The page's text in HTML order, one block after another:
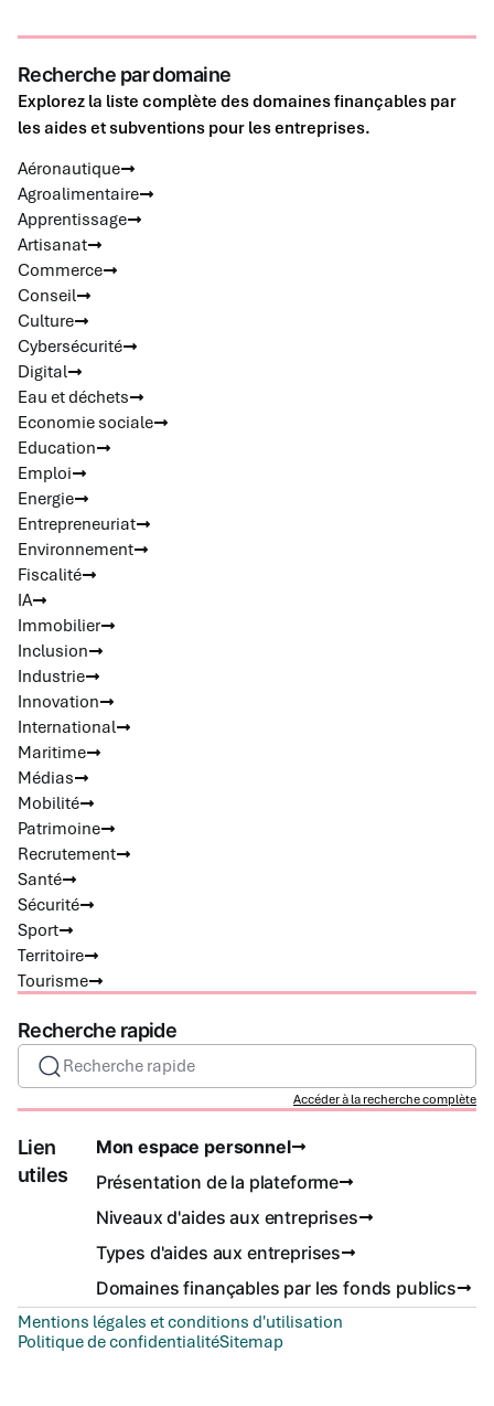
Recherche par domaine
Explorez la liste complète des domaines finançables par
les aides et subventions pour les entreprises.
Aéronautique
Agroalimentaire
Apprentissage
Artisanat
Commerce
Conseil
Culture
Cybersécurité
Digital
Eau et déchets
Economie sociale
Education
Emploi
Energie
Entrepreneuriat
Environnement
Fiscalité
IA
Immobilier
Inclusion
Industrie
Innovation
International
Maritime
Médias
Mobilité
Patrimoine
Recrutement
Santé
Sécurité
Sport
Territoire
Tourisme
Recherche rapide
Recherche rapide
Accéder à la recherche complète
Lien
utiles
Mon espace personnel
Présentation de la plateforme
Niveaux d'aides aux entreprises
Types d'aides aux entreprises
Domaines finançables par les fonds publics
Mentions légales et conditions d'utilisation
Politique de confidentialitéSitemap